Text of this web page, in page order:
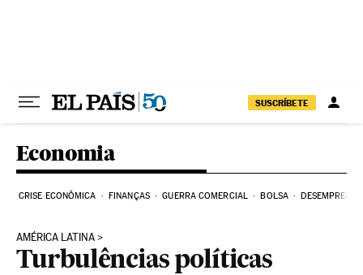
SUSCRÍBETE
Economia
CRISE ECONÔMICA FINANÇAS GUERRA COMERCIAL BOLSA DESEMPREGO
AMÉRICA LATINA
Turbulências políticas